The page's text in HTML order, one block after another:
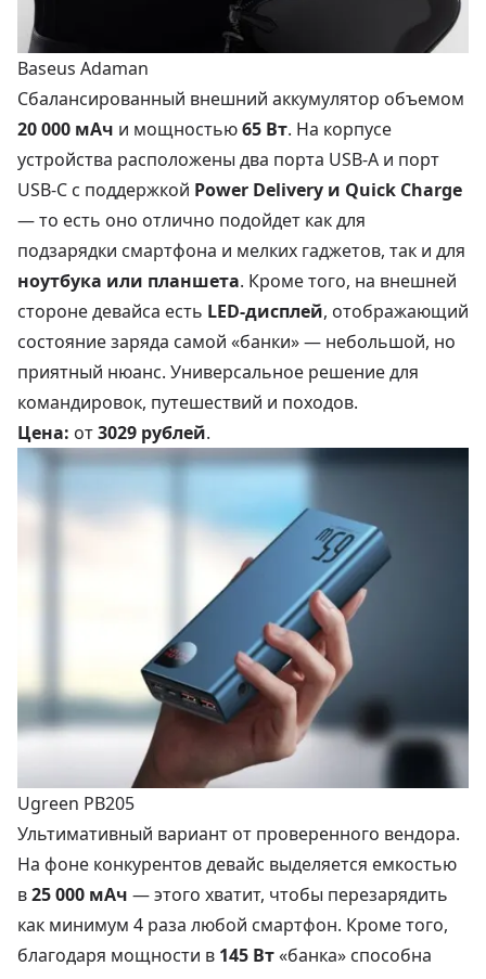
Baseus Adaman
Сбалансированный внешний аккумулятор объемом
20 000 мАч и мощностью65 Вт. На корпусе
устройства расположены два порта USB-A и порт
USB-C с поддержкой Power Delivery и Quick Charge
— то есть оно отлично подойдет как для
подзарядки смартфона и мелких гаджетов, так и для
ноутбука или планшета. Кроме того, на внешней
стороне девайса есть LED-дисплей, отображающий
состояние заряда самой «банки» — небольшой, но
приятный нюанс. Универсальное решение для
командировок, путешествий и походов.
Цена: от3029 рублей.
Ugreen PB205
Ультимативный вариант от проверенного вендора.
На фоне конкурентов девайс выделяется емкостью
в25 000 мАч — этого хватит, чтобы перезарядить
как минимум 4 раза любой смартфон. Кроме того,
благодаря мощности в 145 Вт«банка» способна